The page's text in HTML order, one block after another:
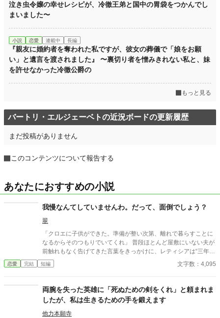
更新日時
初回公開日時 2026.07.05 15:23
週間ポイント 64,934 pt (138 位)
月間ポイント 513,233 pt (58 位)
泣き虫令嬢の幸せレシピが、冷徹王弟と国中の胃袋をつかんでし
まいました〜
小説 恋愛 連載中 長編
『親友に婚約者を奪われた私ですが、彼女の葬儀で「娘をお願
い」と遺言を渡されました』 〜裏切り者を憎みきれない私と、妹
を許せなかった冷徹公爵の
もっと見る
バートリ・エルジェーベトの近況ボードの更新履歴
まだ投稿がありません
このコンテンツについて報告する
あなたにおすすめの小説
我慢なんてしていませんわ。だって、面倒でしょう？
翠
「クロエに子供ができた。準備が整い次第、離れで暮らすことに
なるからそのつもりでいてくれ」 普段ほとんど屋敷にいない夫が
前触れもなく告げてきた言葉をきっかけに、レティシアは“三年
間”の契約を終わらせることにした。 赤の他人を屋敷に迎えるこ
とはしない。 不要なものに感情を砕く理由などない。 「だって、
切り捨ててしまいましょう。
恋愛 完結 短編 文字数：4,095
両腕を失った英雄に「死ぬための剣をくれ」と頼まれま
したが、私は生きるための手を鍛えます
他力本願寺